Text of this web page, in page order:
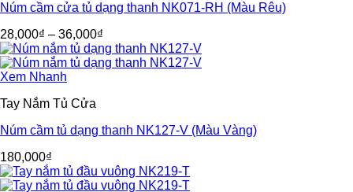
Núm cầm cửa tủ dạng thanh NK071-RH (Màu Rêu)
28,000₫ – 36,000₫
Xem Nhanh
Tay Nắm Tủ Cửa
Núm cầm tủ dạng thanh NK127-V (Màu Vàng)
180,000₫